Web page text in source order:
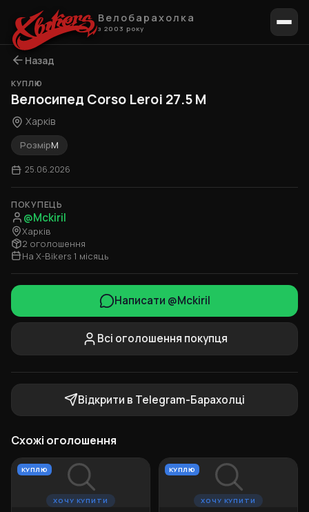
Велобарахолка
з 2003 року
Назад
КУПЛЮ
Велосипед Corso Leroi 27.5 M
Харків
РозмірM
25.06.2026
ПОКУПЕЦЬ
@Mckiril
Харків
2 оголошення
На X-Bikers 1 місяць
Написати @Mckiril
Всі оголошення покупця
Відкрити в Telegram-Барахолці
Схожі оголошення
ХОЧУ КУПИТИ
КУПЛЮ
ХОЧУ КУПИТИ
КУПЛЮ